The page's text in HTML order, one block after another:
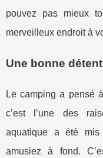
pouvez pas mieux
merveilleux endroit à
Une bonne
Le camping a pensé
c’est l’une des
aquatique a été
amusiez à fond.